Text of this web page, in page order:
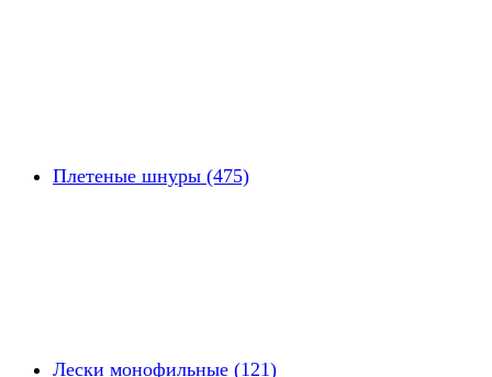
Плетеные шнуры (475)
Лески монофильные (121)